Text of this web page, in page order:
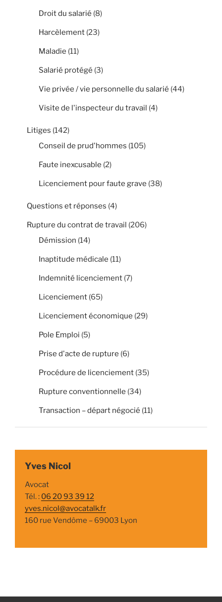
Droit du salarié (8)
Harcèlement (23)
Maladie (11)
Salarié protégé (3)
Vie privée / vie personnelle du salarié (44)
Visite de l'inspecteur du travail (4)
Litiges (142)
Conseil de prud'hommes (105)
Faute inexcusable (2)
Licenciement pour faute grave (38)
Questions et réponses (4)
Rupture du contrat de travail (206)
Démission (14)
Inaptitude médicale (11)
Indemnité licenciement (7)
Licenciement (65)
Licenciement économique (29)
Pole Emploi (5)
Prise d'acte de rupture (6)
Procédure de licenciement (35)
Rupture conventionnelle (34)
Transaction – départ négocié (11)
Yves Nicol
Avocat
Tél. : 06 20 93 39 12
yves.nicol@avocatalk.fr
160 rue Vendôme – 69003 Lyon